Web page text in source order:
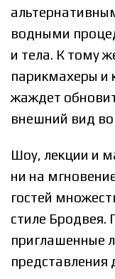
водными
и тела. К тому
парикмахеры и
жаждет
внешний вид во
Шоу, лекции и
ни на
гостей
стиле Бродвея.
приглашенные
представления